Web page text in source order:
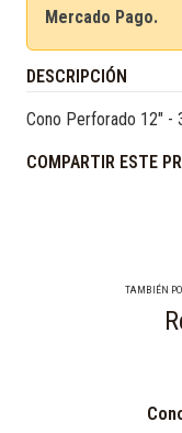
Mercado Pago.
DESCRIPCIÓN
Cono Perforado 12" -
COMPARTIR ESTE
TAMBIÉN